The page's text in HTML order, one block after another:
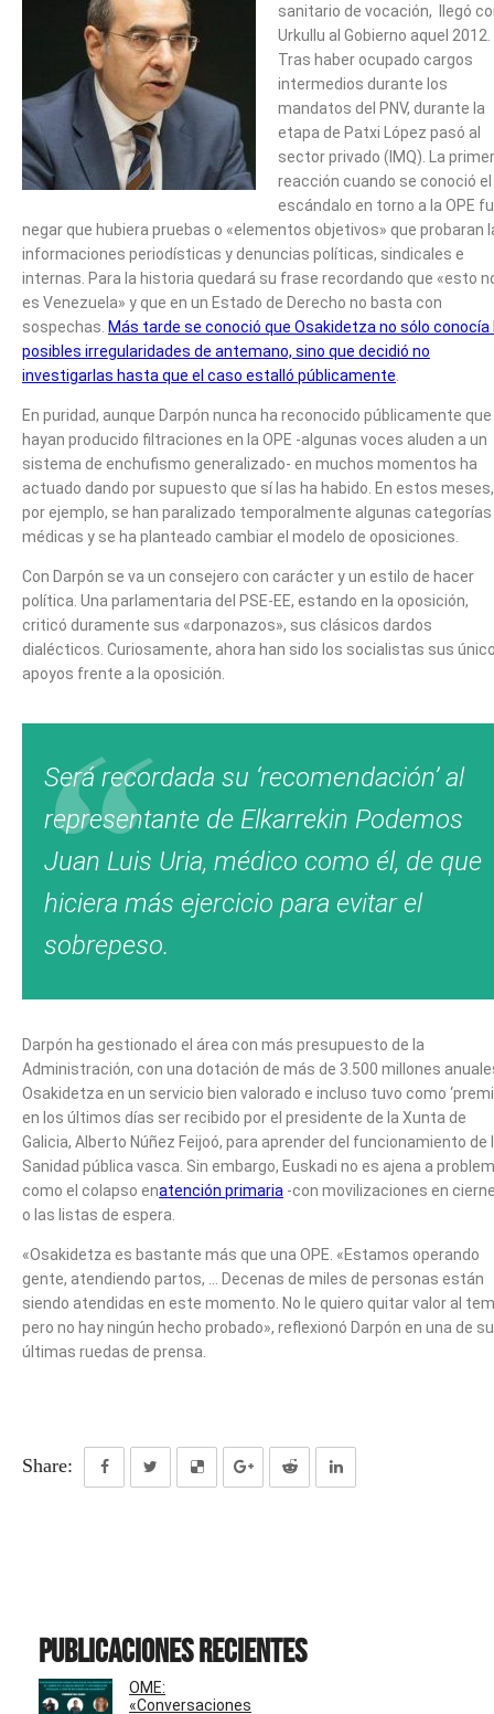
sanitario de vocación, llegó
Urkullu al Gobierno aquel 2012.
Tras haber ocupado cargos
intermedios durante los
mandatos del PNV, durante la
etapa de Patxi López pasó al
sector privado (IMQ). La
reacción cuando se conoció el
escándalo en torno a la OPE
negar que hubiera pruebas o «elementos objetivos» que probaran
informaciones periodísticas y denuncias políticas, sindicales e
internas. Para la historia quedará su frase recordando que «esto
es Venezuela» y que en un Estado de Derecho no basta con
sospechas. Más tarde se conoció que Osakidetza no sólo conocía
posibles irregularidades de antemano, sino que decidió no
investigarlas hasta que el caso estalló públicamente
En puridad, aunque Darpón nunca ha reconocido públicamente
hayan producido filtraciones en la OPE -algunas voces aluden a un
sistema de enchufismo generalizado- en muchos momentos ha
actuado dando por supuesto que sí las ha habido. En estos meses,
por ejemplo, se han paralizado temporalmente algunas categorías
médicas y se ha planteado cambiar el modelo de oposiciones.
Con Darpón se va un consejero con carácter y un estilo de hacer
política. Una parlamentaria del PSE-EE, estando en la oposición,
criticó duramente sus «darponazos», sus clásicos dardos
dialécticos. Curiosamente, ahora han sido los socialistas sus
apoyos frente a la oposición.
Será recordada su ‘recomendación’ al
representante de Elkarrekin Podemos
Juan Luis Uria, médico como él, de que
hiciera más ejercicio para evitar el
sobrepeso.
Darpón ha gestionado el área con más presupuesto de la
Administración, con una dotación de más de 3.500 millones
Osakidetza en un servicio bien valorado e incluso tuvo como
en los últimos días ser recibido por el presidente de la Xunta de
Galicia, Alberto Núñez Feijoó, para aprender del funcionamiento de
Sanidad pública vasca. Sin embargo, Euskadi no es ajena a
como el colapso enatención primaria -con movilizaciones en
o las listas de espera.
«Osakidetza es bastante más que una OPE. «Estamos operando
gente, atendiendo partos, … Decenas de miles de personas están
siendo atendidas en este momento. No le quiero quitar valor al
pero no hay ningún hecho probado», reflexionó Darpón en una de
últimas ruedas de prensa.
Share:
Publicaciones recientes
OME:
«Conversaciones